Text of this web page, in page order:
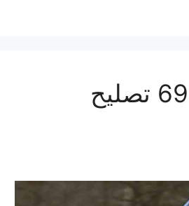
كراج كهرباء سيارة اتوس 69622745 تصليح